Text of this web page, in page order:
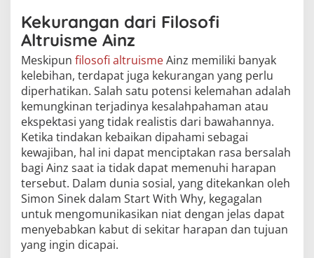
Kekurangan dari Filosofi
Altruisme Ainz
Meskipun filosofi altruismeAinz memiliki banyak
kelebihan, terdapat juga kekurangan yang perlu
diperhatikan. Salah satu potensi kelemahan adalah
kemungkinan terjadinya kesalahpahaman atau
ekspektasi yang tidak realistis dari bawahannya.
Ketika tindakan kebaikan dipahami sebagai
kewajiban, hal ini dapat menciptakan rasa bersalah
bagi Ainz saat ia tidak dapat memenuhi harapan
tersebut. Dalam dunia sosial, yang ditekankan oleh
Simon Sinek dalam Start With Why, kegagalan
untuk mengomunikasikan niat dengan jelas dapat
menyebabkan kabut di sekitar harapan dan tujuan
yang ingin dicapai.